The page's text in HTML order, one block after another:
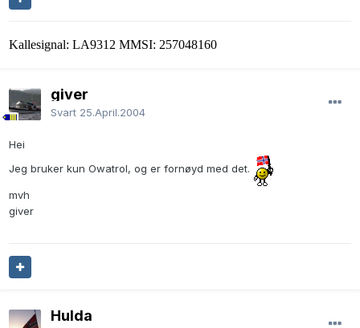
Kallesignal: LA9312 MMSI: 257048160
giver
Svart 25.April.2004
Hei
Jeg bruker kun Owatrol, og er fornøyd med det.
mvh
giver
Hulda